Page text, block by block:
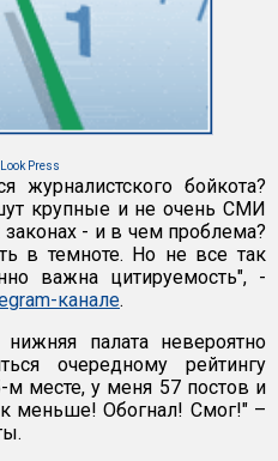
Press
журналистского бойкота?
крупные и не очень СМИ
- и в чем проблема?
в темноте. Но не все так
важна цитируемость", -
канале.
палата невероятно
очередному рейтингу
м месте, у меня 57 постов и
меньше! Обогнал! Смог!" –